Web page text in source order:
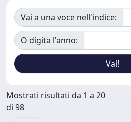
Vai a una voce nell'indice:
O digita l'anno:
Mostrati risultati da 1 a 20
di 98